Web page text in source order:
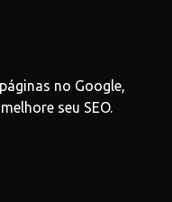
no Google,
seu SEO.